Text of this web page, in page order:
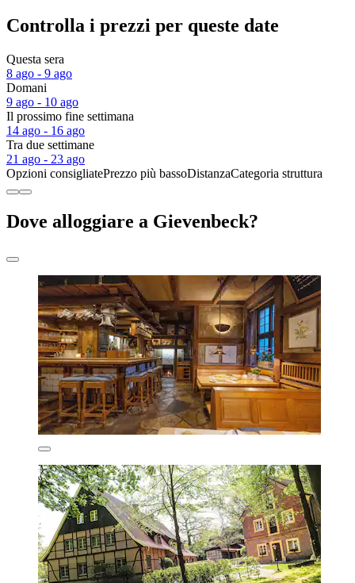
Controlla i prezzi per queste date
Questa sera
8 ago - 9 ago
Domani
9 ago - 10 ago
Il prossimo fine settimana
14 ago - 16 ago
Tra due settimane
21 ago - 23 ago
Opzioni consigliatePrezzo più bassoDistanzaCategoria struttura
Dove alloggiare a Gievenbeck?